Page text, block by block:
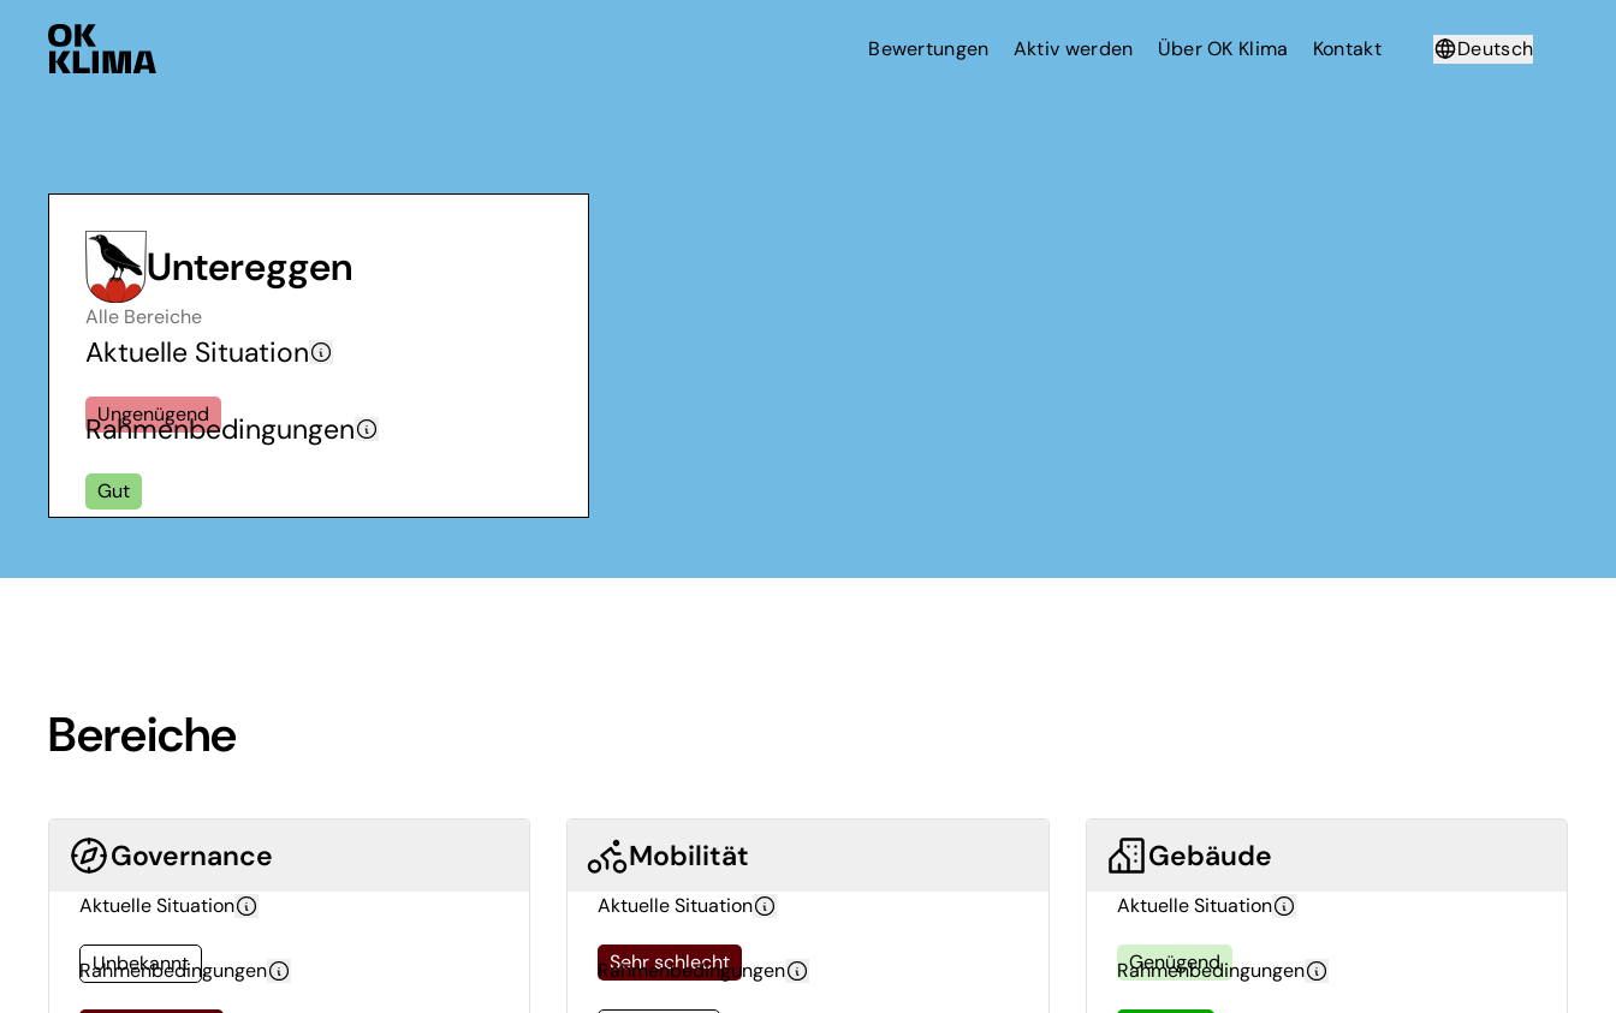
Bewertungen Aktiv werden Über OK Klima Kontakt
Deutsch
Untereggen
Alle Bereiche
Aktuelle Situation
Ungenügend
Rahmenbedingungen
Gut
Bereiche
Governance
Aktuelle Situation
Unbekannt
Rahmenbedingungen
Mobilität
Aktuelle Situation
Sehr schlecht
Rahmenbedingungen
Gebäude
Aktuelle Situation
Genügend
Rahmenbedingungen